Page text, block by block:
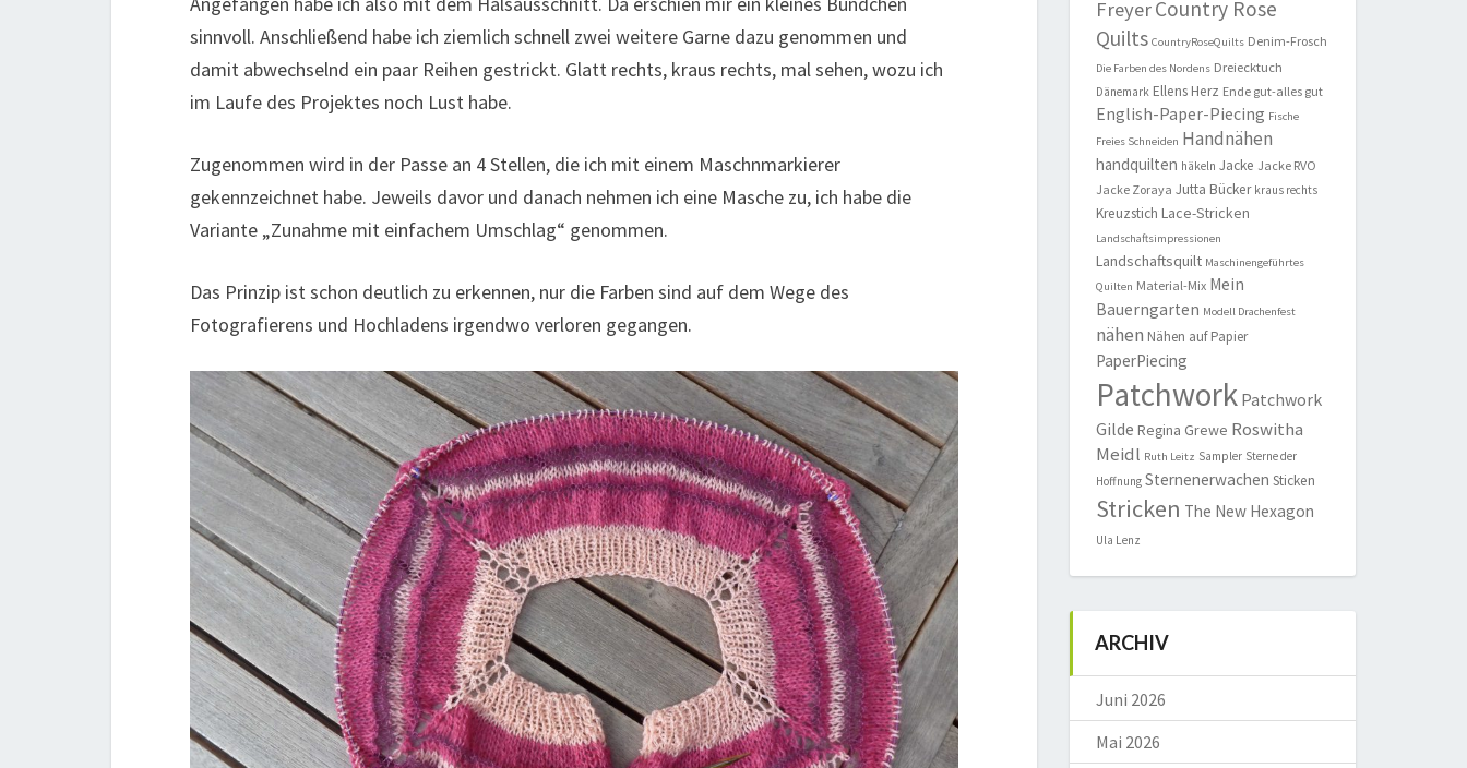
sinnvoll. Anschließend habe ich ziemlich schnell zwei weitere Garne dazu genommen und
damit abwechselnd ein paar Reihen gestrickt. Glatt rechts, kraus rechts, mal sehen, wozu ich
im Laufe des Projektes noch Lust habe.
Zugenommen wird in der Passe an 4 Stellen, die ich mit einem Maschnmarkierer
gekennzeichnet habe. Jeweils davor und danach nehmen ich eine Masche zu, ich habe die
Variante „Zunahme mit einfachem Umschlag“ genommen.
Das Prinzip ist schon deutlich zu erkennen, nur die Farben sind auf dem Wege des
Fotografierens und Hochladens irgendwo verloren gegangen.
FreyerCountry Rose
Quilts CountryRoseQuilts Denim-Frosch
Die Farben des Nordens Dreiecktuch
Dänemark Ellens Herz Ende gut-alles gut
English-Paper-Piecing Fische
Freies Schneiden Handnähen
handquilten häkeln Jacke Jacke RVO
Jacke Zoraya Jutta Bücker kraus rechts
Kreuzstich Lace-Stricken
Landschaftsimpressionen
Landschaftsquilt Maschinengeführtes
Quilten Material-Mix Mein
Bauerngarten Modell Drachenfest
nähen Nähen auf Papier
PaperPiecing
Patchwork Patchwork
Gilde Regina Grewe Roswitha
Meidl Ruth Leitz Sampler Sterne der
Hoffnung Sternenerwachen Sticken
Stricken The New Hexagon
Ula Lenz
ARCHIV
Juni 2026
Mai 2026